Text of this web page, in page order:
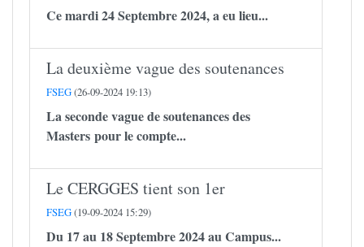
Ce mardi 24 Septembre 2024, a eu lieu...
La deuxième vague des soutenances
FSEG(26-09-2024 19:13)
La seconde vague de soutenances des
Masters pour le compte...
Le CERGGES tient son 1er
FSEG(19-09-2024 15:29)
Du 17 au 18 Septembre 2024 au Campus...